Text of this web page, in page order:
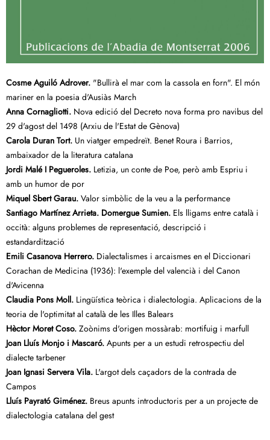
Cosme Aguiló Adrover. "Bullirà el mar com la cassola en forn". El món
mariner en la poesia d'Ausiàs March
Anna Cornagliotti. Nova edició del Decreto nova forma pro navibus del
29 d'agost del 1498 (Arxiu de l'Estat de Gènova)
Carola Duran Tort. Un viatger empedreït. Benet Roura i Barrios,
ambaixador de la literatura catalana
Jordi Malé I Pegueroles. Letizia, un conte de Poe, però amb Espriu i
amb un humor de por
Miquel Sbert Garau. Valor simbòlic de la veu a la performance
Santiago Martínez Arrieta. Domergue Sumien. Els lligams entre català i
occità: alguns problemes de representació, descripció i
estandardització
Emili Casanova Herrero. Dialectalismes i arcaismes en el Diccionari
Corachan de Medicina (1936): l'exemple del valencià i del Canon
d'Avicenna
Claudia Pons Moll. Lingüística teòrica i dialectologia. Aplicacions de la
teoria de l'optimitat al català de les Illes Balears
Hèctor Moret Coso. Zoònims d'origen mossàrab: mortifuig i marfull
Joan Lluís Monjo i Mascaró. Apunts per a un estudi retrospectiu del
dialecte tarbener
Joan Ignasi Servera Vila. L'argot dels caçadors de la contrada de
Campos
Lluís Payrató Giménez. Breus apunts introductoris per a un projecte de
dialectologia catalana del gest